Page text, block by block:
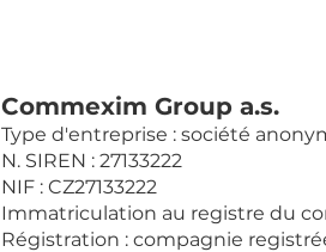
Commexim Group a.s.
Type d'entreprise : société
N. SIREN : 27133222
NIF : CZ27133222
Immatriculation au registre du
Régistration : compagnie